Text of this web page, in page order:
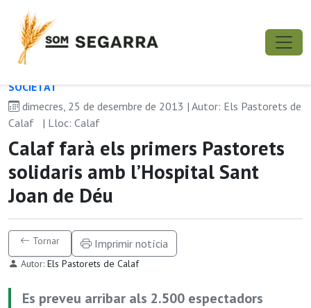
SOCIETAT
dimecres, 25 de desembre de 2013 | Autor: Els Pastorets de
Calaf
| Lloc: Calaf
Calaf farà els primers Pastorets
solidaris amb l’Hospital Sant
Joan de Déu
Tornar Imprimir notícia
Autor: Els Pastorets de Calaf
Es preveu arribar als 2.500 espectadors